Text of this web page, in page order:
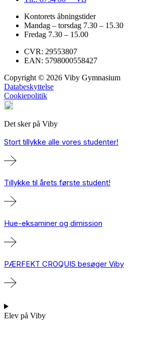
Kontorets åbningstider
Mandag – torsdag 7.30 – 15.30
Fredag 7.30 – 15.00
CVR: 29553807
EAN: 5798000558427
Copyright © 2026 Viby Gymnasium
Databeskyttelse
Cookiepolitik
Det sker på Viby
Stort tillykke alle vores studenter!
Tillykke til årets første student!
Hue-eksaminer og dimission
PÆRFEKT CROQUIS besøger Viby
Elev på Viby